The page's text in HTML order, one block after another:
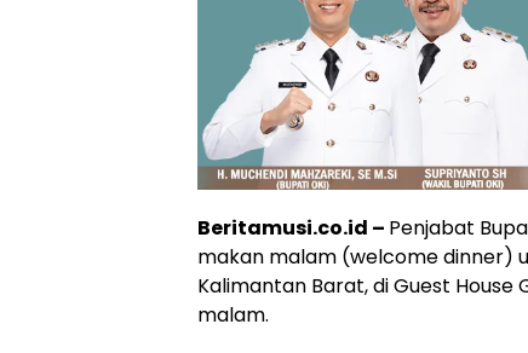
Beritamusi.co.id – Penjabat
makan malam (welcome dinner)
Kalimantan Barat, di Guest House
malam.